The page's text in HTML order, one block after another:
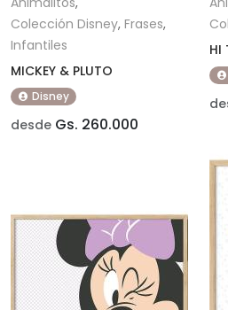
Colección Disney, Frases,
Infantiles
MICKEY & PLUTO
Disney
desde Gs. 260.000
HI